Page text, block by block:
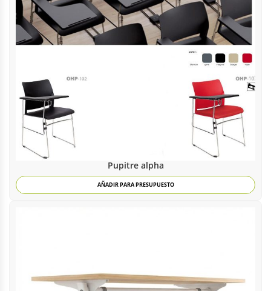
Pupitre alpha
AÑADIR PARA PRESUPUESTO